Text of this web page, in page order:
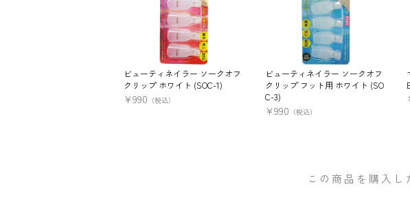
ビューティネイラー ソークオフ
クリップ ホワイト (SOC-1)
¥990 （税込）
ビューティネイラー ソークオフ
クリップ フット用 ホワイト (SO
C-3)
¥990 （税込）
この商品を購入